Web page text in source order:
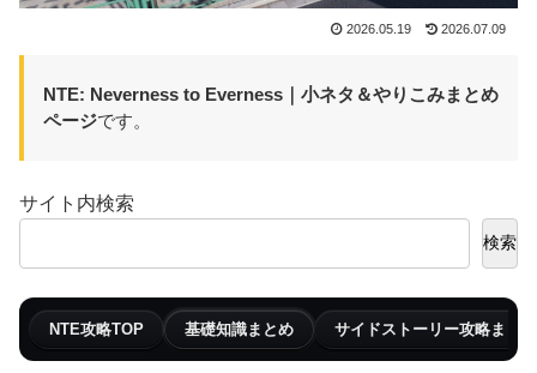
2026.05.19 2026.07.09
NTE: Neverness to Everness｜小ネタ＆やりこみまとめ
ページです。
サイト内検索
検索
NTE攻略TOP 基礎知識まとめ サイドストーリー攻略まとめ